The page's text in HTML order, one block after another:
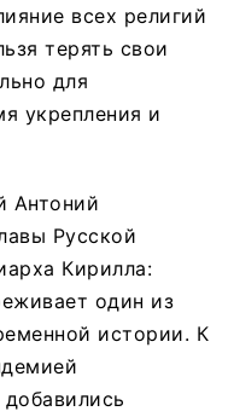
всех религий
терять свои
для
укрепления и
Антоний
Русской
Кирилла:
один из
истории. К